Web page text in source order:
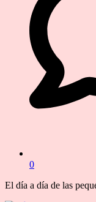
0
El día a día de las